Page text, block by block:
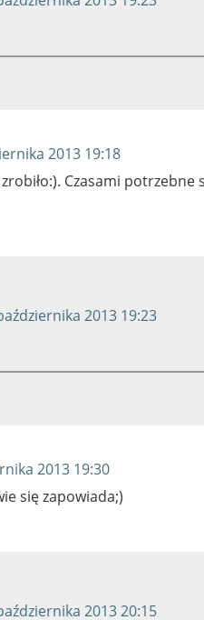
2013 19:18
Czasami potrzebne
2013 19:23
2013 19:30
się zapowiada;)
2013 20:15